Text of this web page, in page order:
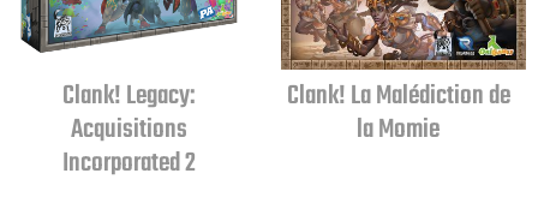
Clank! Legacy:
Acquisitions
Incorporated 2
Clank! La Malédiction de
la Momie